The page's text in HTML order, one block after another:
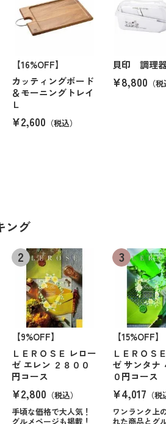
【16%OFF】
カッティングボード
＆モーニングトレイ
Ｌ
¥2,600 （税込）
貝印 調理
¥8,800 （
ング
【9%OFF】
ＬＥＲＯＳＥ レロー
ゼ エレン ２８００
円コース
¥2,800 （税込）
手頃な価格で大人気！
グルメページも掲載！
【15%OFF】
ＬＥＲＯＳ
ゼ サンタナ
０円コース
¥4,017 （
ワンランク上
れた商品とグ